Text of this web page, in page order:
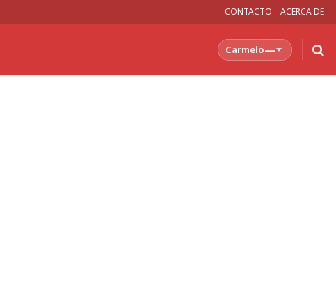
CONTACTO ACERCA DE
Carmelo—